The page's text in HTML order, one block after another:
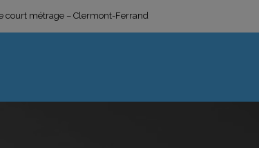
court métrage – Clermont-Ferrand